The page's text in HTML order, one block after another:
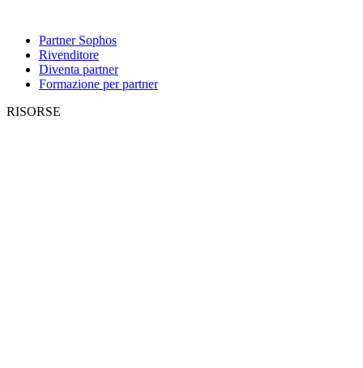
Partner Sophos
Rivenditore
Diventa partner
Formazione per partner
RISORSE